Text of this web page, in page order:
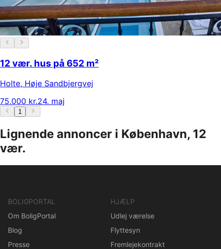
12 vær. hus på 652 m²
Holte, Høje Sandbjergvej
75.000 kr.24. maj
1
Lignende annoncer i København, 12
vær.
BOLIGPORTAL
Om BoligPortal
Blog
Presse
HJÆLP
Udlej værelse
Flyttesyn
Fremlejekontrakt